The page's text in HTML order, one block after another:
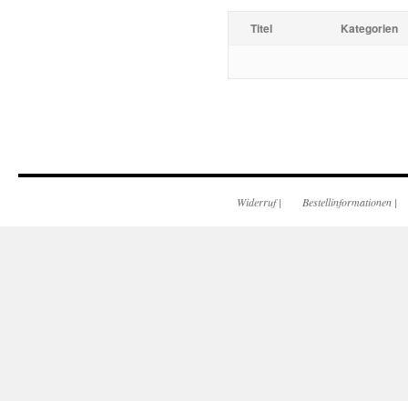
Titel Kategorien
Widerruf| Bestellinformationen |